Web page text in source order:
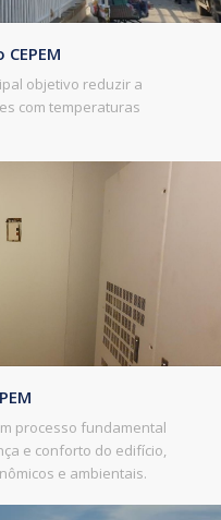
objetivo reduzir a
com temperaturas
processo fundamental
e conforto do edifício,
e ambientais.